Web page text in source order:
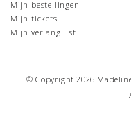
Mijn bestellingen
Mijn tickets
Mijn verlanglijst
© Copyright 2026